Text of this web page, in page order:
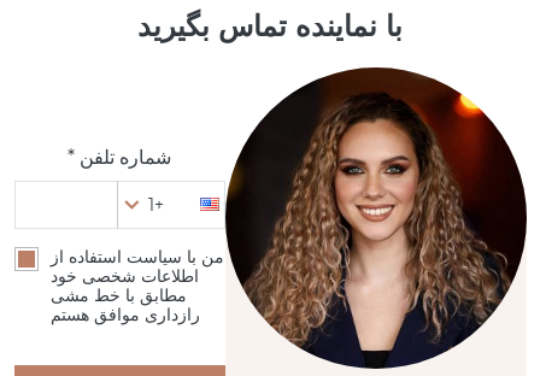
با نماینده تماس بگیرید
شماره تلفن *
+1
من با سیاست استفاده از
اطلاعات شخصی خود
مطابق با خط مشی
رازداری موافق هستم